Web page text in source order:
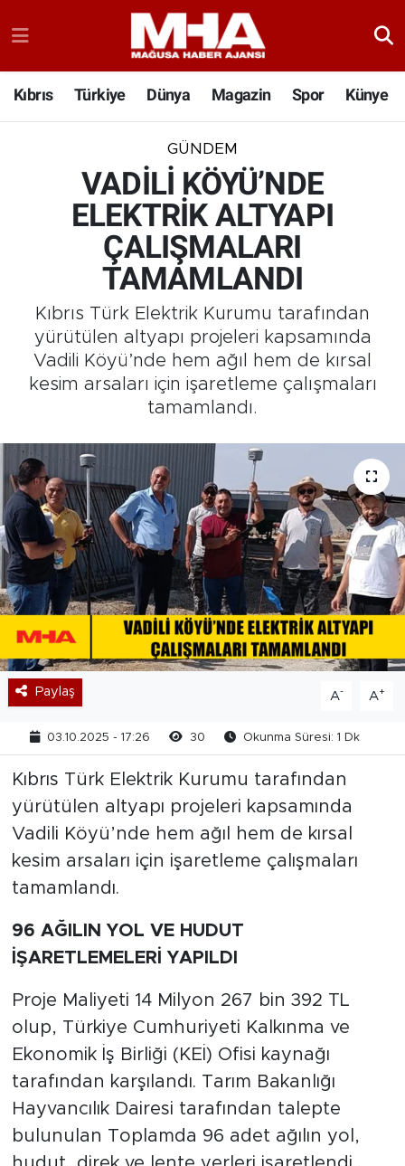
Kıbrıs Türkiye Dünya Magazin Spor Künye
GÜNDEM
VADİLİ KÖYÜ’NDE
ELEKTRİK ALTYAPI
ÇALIŞMALARI
TAMAMLANDI
Kıbrıs Türk Elektrik Kurumu tarafından
yürütülen altyapı projeleri kapsamında
Vadili Köyü’nde hem ağıl hem de kırsal
kesim arsaları için işaretleme çalışmaları
tamamlandı.
Paylaş A- A+
03.10.2025 - 17:26 30 Okunma Süresi: 1 Dk
Kıbrıs Türk Elektrik Kurumu tarafından
yürütülen altyapı projeleri kapsamında
Vadili Köyü’nde hem ağıl hem de kırsal
kesim arsaları için işaretleme çalışmaları
tamamlandı.
96 AĞILIN YOL VE HUDUT
İŞARETLEMELERİ YAPILDI
Proje Maliyeti 14 Milyon 267 bin 392 TL
olup, Türkiye Cumhuriyeti Kalkınma ve
Ekonomik İş Birliği (KEİ) Ofisi kaynağı
tarafından karşılandı. Tarım Bakanlığı
Hayvancılık Dairesi tarafından talepte
bulunulan Toplamda 96 adet ağılın yol,